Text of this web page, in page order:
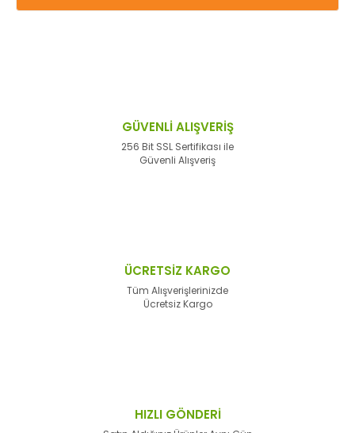
GÜVENLİ ALIŞVERİŞ
256 Bit SSL Sertifikası ile
Güvenli Alışveriş
ÜCRETSİZ KARGO
Tüm Alışverişlerinizde
Ücretsiz Kargo
HIZLI GÖNDERİ